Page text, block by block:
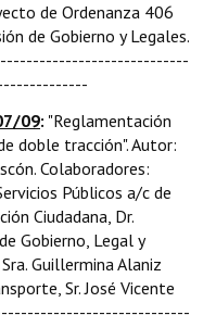
de Ordenanza 406
de Gobierno y Legales.
09: "Reglamentación
doble tracción". Autor:
Colaboradores:
Públicos a/c de
Ciudadana, Dr.
Gobierno, Legal y
Guillermina Alaniz
Sr. José Vicente